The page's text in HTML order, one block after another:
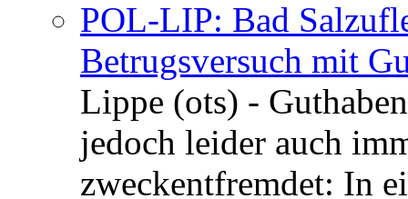
POL-LIP: Bad
Betrugsversuch mit
Lippe (ots) -
jedoch leider auch
zweckentfremdet: In